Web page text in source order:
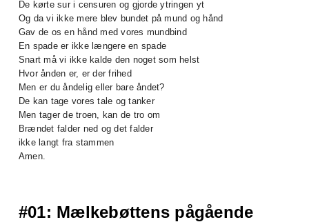
De kørte sur i censuren og gjorde ytringen yt
Og da vi ikke mere blev bundet på mund og hånd
Gav de os en hånd med vores mundbind
En spade er ikke længere en spade
Snart må vi ikke kalde den noget som helst
Hvor ånden er, er der frihed
Men er du åndelig eller bare åndet?
De kan tage vores tale og tanker
Men tager de troen, kan de tro om
Brændet falder ned og det falder
ikke langt fra stammen
Amen.
#01: Mælkebøttens pågående